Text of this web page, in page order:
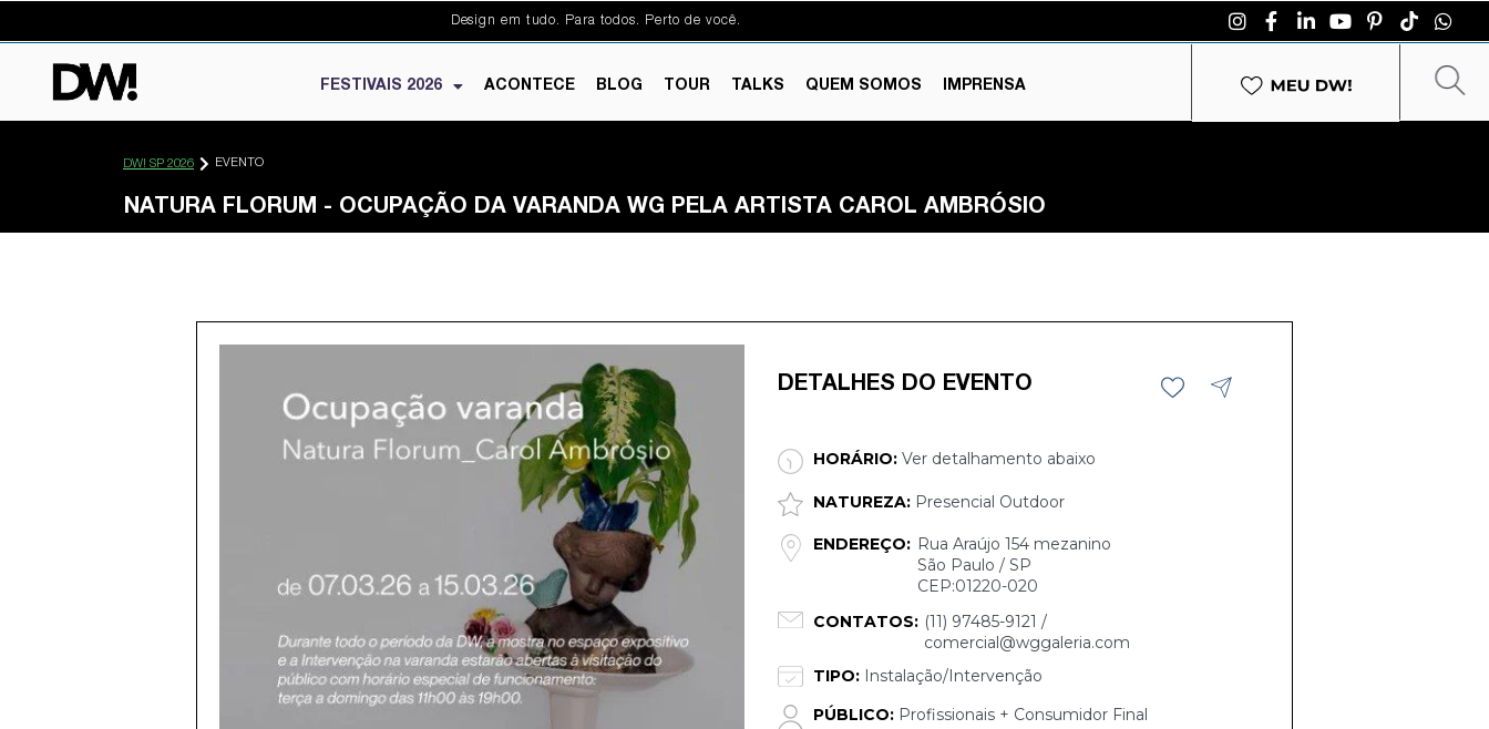
Design em tudo. Para todos. Perto de você.
FESTIVAIS 2026 ACONTECE BLOG TOUR TALKS QUEM SOMOS IMPRENSA
DW! SP 2026 EVENTO
NATURA FLORUM - OCUPAÇÃO DA VARANDA WG PELA ARTISTA CAROL AMBRÓSIO
DETALHES DO EVENTO
HORÁRIO: Ver detalhamento abaixo
NATUREZA: Presencial Outdoor
ENDEREÇO: Rua Araújo 154 mezanino
São Paulo / SP
CEP:01220-020
CONTATOS: (11) 97485-9121 /
comercial@wggaleria.com
TIPO: Instalação/Intervenção
PÚBLICO: Profissionais + Consumidor Final